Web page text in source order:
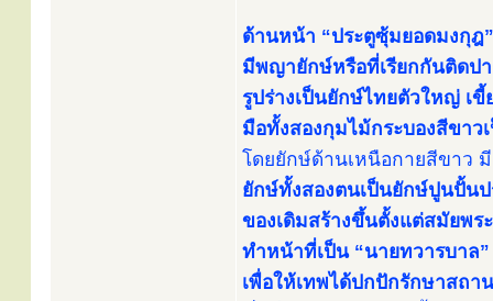
ด้านหน้า “ประตูซุ้มยอดมงกุฎ
มีพญายักษ์หรือที่เรียกกันติดป
รูปร่างเป็นยักษ์ไทยตัวใหญ่ เ
มือทั้งสองกุมไม้กระบองสีขา
โดยยักษ์ด้านเหนือกายสีขาว
ยักษ์ทั้งสองตนเป็นยักษ์ปูนปั้นป
ของเดิมสร้างขึ้นตั้งแต่สมัยพร
ทำหน้าที่เป็น “นายทวารบาล
เพื่อให้เทพได้ปกปักรักษาสถ